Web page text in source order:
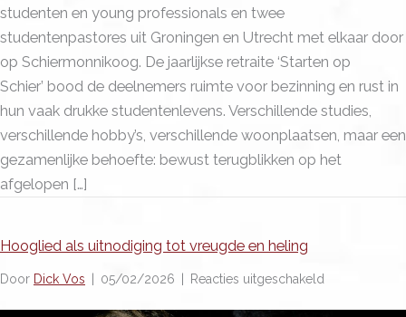
studenten en young professionals en twee
studentenpastores uit Groningen en Utrecht met elkaar door
op Schiermonnikoog. De jaarlijkse retraite ‘Starten op
Schier’ bood de deelnemers ruimte voor bezinning en rust in
hun vaak drukke studentenlevens. Verschillende studies,
verschillende hobby’s, verschillende woonplaatsen, maar een
gezamenlijke behoefte: bewust terugblikken op het
afgelopen […]
Hooglied als uitnodiging tot vreugde en heling
Door Dick Vos 05/02/2026 Reacties uitgeschakeld